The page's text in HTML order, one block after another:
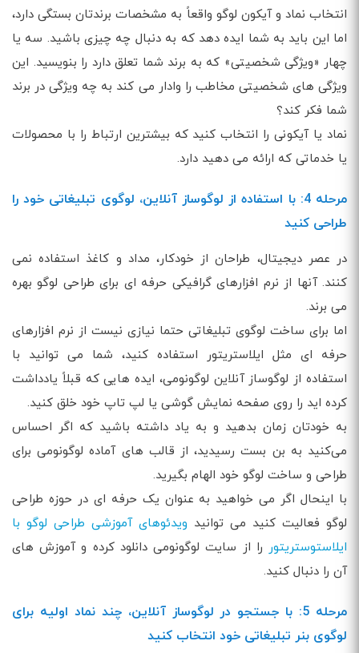
انتخاب نماد و آیکون لوگو واقعاً به مشخصات برندتان بستگی دارد،
اما این باید به شما ایده دهد که به دنبال چه چیزی باشید. سه یا
چهار «ویژگی شخصیتی» که به برند شما تعلق دارد را بنویسید. این
ویژگی های شخصیتی مخاطب را وادار می کند به چه ویژگی در برند
شما فکر کند؟
نماد یا آیکونی را انتخاب کنید که بیشترین ارتباط را با محصولات
یا خدماتی که ارائه می دهید دارد.
مرحله 4: با استفاده از لوگوساز آنلاین، لوگوی تبلیغاتی خود را
طراحی کنید
در عصر دیجیتال، طراحان از خودکار، مداد و کاغذ استفاده نمی
کنند. آنها از نرم افزارهای گرافیکی حرفه ای برای طراحی لوگو بهره
می برند.
اما برای ساخت لوگوی تبلیغاتی حتما نیازی نیست از نرم افزارهای
حرفه ای مثل ایلاستریتور استفاده کنید، شما می توانید با
استفاده از لوگوساز آنلاین لوگونومی، ایده هایی که قبلاً یادداشت
کرده اید را روی صفحه نمایش گوشی یا لپ تاپ خود خلق کنید.
به خودتان زمان بدهید و به یاد داشته باشید که اگر احساس
می‌کنید به بن بست رسیدید، از قالب های آماده لوگونومی برای
طراحی و ساخت لوگو خود الهام بگیرید.
با اینحال اگر می خواهید به عنوان یک حرفه ای در حوزه طراحی
لوگو فعالیت کنید می توانید ویدئوهای آموزشی طراحی لوگو با
ایلاستوستریتور را از سایت لوگونومی دانلود کرده و آموزش های
آن را دنبال کنید.
مرحله 5: با جستجو در لوگوساز آنلاین، چند نماد اولیه برای
لوگوی بنر تبلیغاتی خود انتخاب کنید